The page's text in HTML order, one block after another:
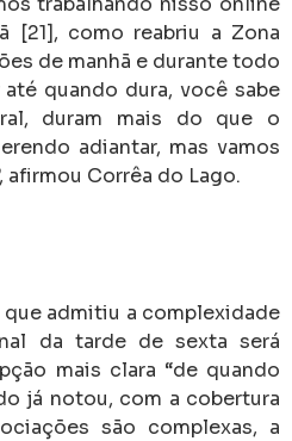
[21], como reabriu a Zona
de manhã e durante todo
quando dura, você sabe
duram mais do que o
adiantar, mas vamos
afirmou Corrêa do Lago.
admitiu a complexidade
da tarde de sexta será
mais clara “de quando
já notou, com a cobertura
são complexas, a